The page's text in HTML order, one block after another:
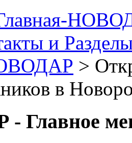
и
>
в
Главное